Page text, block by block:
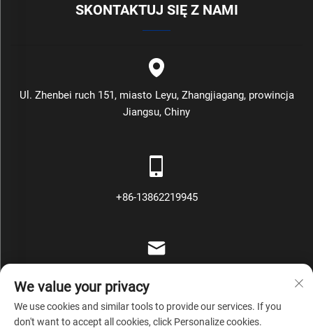
SKONTAKTUJ SIĘ Z NAMI
Ul. Zhenbei ruch 151, miasto Leyu, Zhangjiagang, prowincja
Jiangsu, Chiny
+86-13862219945
We value your privacy
We use cookies and similar tools to provide our services. If you
don't want to accept all cookies, click Personalize cookies.